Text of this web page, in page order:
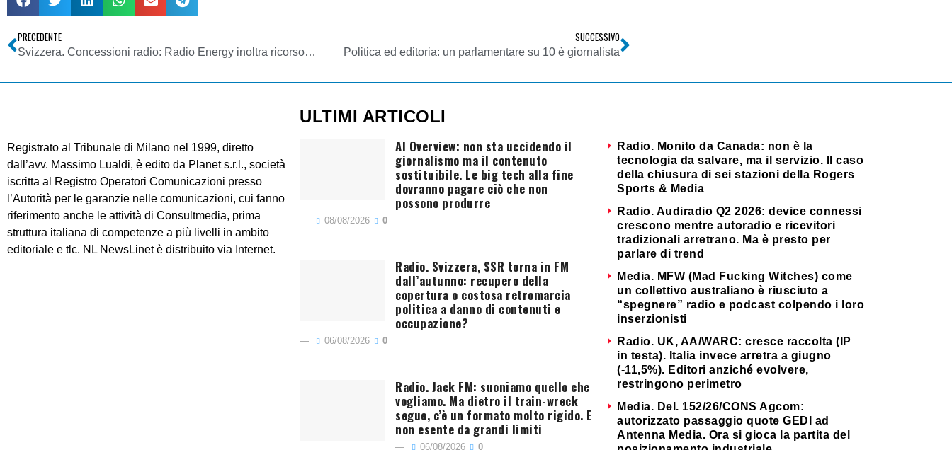
PRECEDENTE
Svizzera. Concessioni radio: Radio Energy inoltra ricorso al TAF
SUCCESSIVO
Politica ed editoria: un parlamentare su 10 è giornalista
Registrato al Tribunale di Milano nel 1999, diretto
dall’avv. Massimo Lualdi, è edito da Planet s.r.l., società
iscritta al Registro Operatori Comunicazioni presso
l’Autorità per le garanzie nelle comunicazioni, cui fanno
riferimento anche le attività di Consultmedia, prima
struttura italiana di competenze a più livelli in ambito
editoriale e tlc. NL NewsLinet è distribuito via Internet.
ULTIMI ARTICOLI
AI Overview: non sta uccidendo il
giornalismo ma il contenuto
sostituibile. Le big tech alla fine
dovranno pagare ciò che non
possono produrre
08/08/2026 0
Radio. Svizzera, SSR torna in FM
dall’autunno: recupero della
copertura o costosa retromarcia
politica a danno di contenuti e
occupazione?
06/08/2026 0
Radio. Jack FM: suoniamo quello che
vogliamo. Ma dietro il train-wreck
segue, c’è un formato molto rigido. E
non esente da grandi limiti
06/08/2026 0
Radio. Monito da Canada: non è la
tecnologia da salvare, ma il servizio. Il caso
della chiusura di sei stazioni della Rogers
Sports & Media
Radio. Audiradio Q2 2026: device connessi
crescono mentre autoradio e ricevitori
tradizionali arretrano. Ma è presto per
parlare di trend
Media. MFW (Mad Fucking Witches) come
un collettivo australiano è riusciuto a
“spegnere” radio e podcast colpendo i loro
inserzionisti
Radio. UK, AA/WARC: cresce raccolta (IP
in testa). Italia invece arretra a giugno
(-11,5%). Editori anziché evolvere,
restringono perimetro
Media. Del. 152/26/CONS Agcom:
autorizzato passaggio quote GEDI ad
Antenna Media. Ora si gioca la partita del